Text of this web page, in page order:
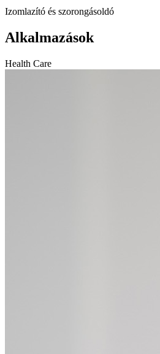
Izomlazító és szorongásoldó
Alkalmazások
Health Care